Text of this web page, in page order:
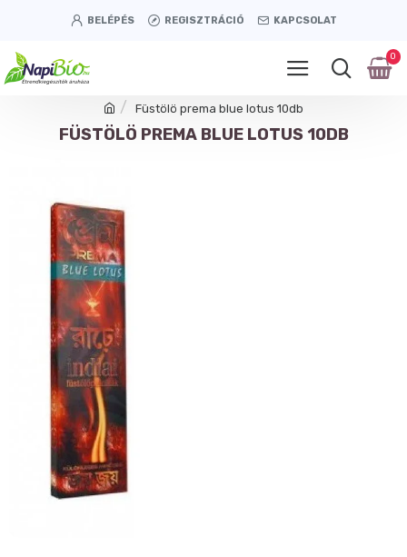
BELÉPÉS REGISZTRÁCIÓ KAPCSOLAT
0
Füstölö prema blue lotus 10db
FÜSTÖLÖ PREMA BLUE LOTUS 10DB